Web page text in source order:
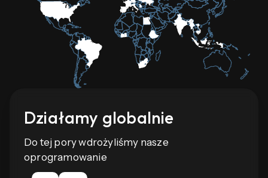
Działamy globalnie
Do tej pory wdrożyliśmy nasze
oprogramowanie